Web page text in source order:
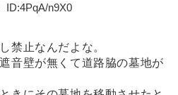
4PqA/n9X0
禁止なんだよな。
音壁が無くて道路脇の墓地が